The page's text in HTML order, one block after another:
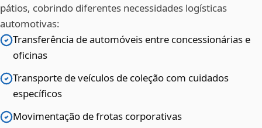
pátios, cobrindo diferentes necessidades logísticas
automotivas:
Transferência de automóveis entre concessionárias e
oficinas
Transporte de veículos de coleção com cuidados
específicos
Movimentação de frotas corporativas